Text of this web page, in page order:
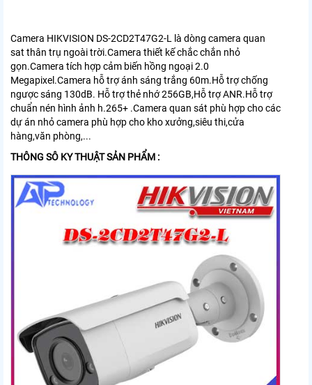
Camera HIKVISION DS-2CD2T47G2-L là dòng camera quan
sat thân trụ ngoài trời.Camera thiết kế chắc chắn nhỏ
gọn.Camera tích hợp cảm biến hồng ngoại 2.0
Megapixel.Camera hỗ trợ ánh sáng trắng 60m.Hỗ trợ chống
ngược sáng 130dB. Hỗ trợ thẻ nhớ 256GB,Hỗ trợ ANR.Hỗ trợ
chuẩn nén hình ảnh h.265+ .Camera quan sát phù hợp cho các
dự án nhỏ camera phù hợp cho kho xưởng,siêu thi,cửa
hàng,văn phòng,...
THÔNG SÔ KY THUẬT SẢN PHẨM :